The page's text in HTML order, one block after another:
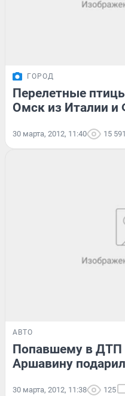
ГОРОД
Перелетные
Омск из Италии и
30 марта, 2012, 11:40 15 591
АВТО
Попавшему в ДТП
Аршавину
30 марта, 2012, 11:38 125